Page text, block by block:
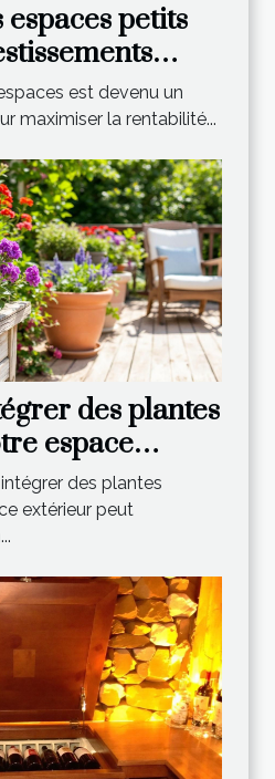
petits
est devenu un
maximiser la rentabilité...
des plantes
espace
des plantes
extérieur peut